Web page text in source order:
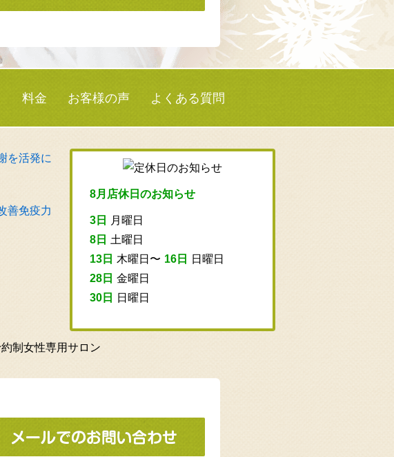
料金 お客様の声 よくある質問
8月店休日のお知らせ
3日
月曜日
8日 土曜日
13日 木曜日〜 16日
日曜日
28日 金曜日
30日
日曜日